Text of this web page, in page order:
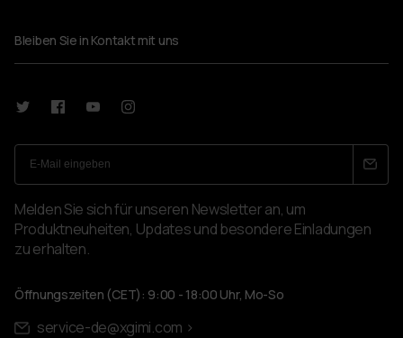
Bleiben Sie in Kontakt mit uns
Melden Sie sich für unseren Newsletter an, um
Produktneuheiten, Updates und besondere Einladungen
zu erhalten.
Öffnungszeiten (CET): 9:00 - 18:00 Uhr, Mo-So
service-de@xgimi.com >